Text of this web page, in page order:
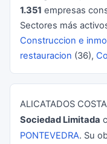
1.351 empresas
Sectores más
Construccion e
restauracion (36),
ALICATADOS
Sociedad Limitada
PONTEVEDRA. Su